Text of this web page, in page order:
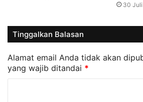
30
Tinggalkan Balasan
Alamat email Anda tidak akan
yang wajib ditandai *